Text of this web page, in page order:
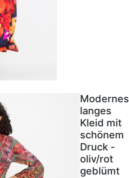
Modernes
langes
Kleid mit
schönem
Druck -
oliv/rot
geblümt